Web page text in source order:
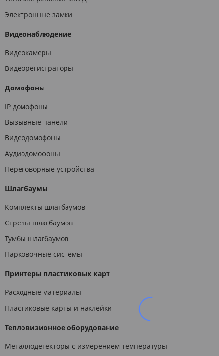
Электронные замки
Видеонаблюдение
Видеокамеры
Видеорегистраторы
Домофоны
IP домофоны
Вызывные панели
Видеодомофоны
Аудиодомофоны
Переговорные устройства
Шлагбаумы
Комплекты шлагбаумов
Стрелы шлагбаумов
Тумбы шлагбаумов
Парковочные системы
Принтеры пластиковых карт
Расходные материалы
Пластиковые карты и наклейки
Тепловизионное оборудование
Металлодетекторы с измерением температуры